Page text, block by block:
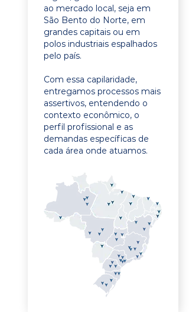
ao mercado local, seja em
São Bento do Norte, em
grandes capitais ou em
polos industriais espalhados
pelo país.
Com essa capilaridade,
entregamos processos mais
assertivos, entendendo o
contexto econômico, o
perfil profissional e as
demandas específicas de
cada área onde atuamos.